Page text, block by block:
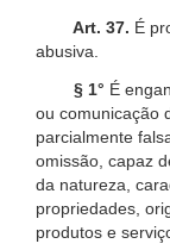
Art. 37. É
abusiva.
§ 1° É
ou comunicação
parcialmente
omissão, capaz
da natureza,
propriedades,
produtos e